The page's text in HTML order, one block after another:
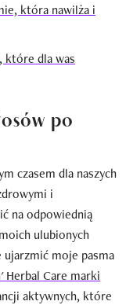
która nawilża i
które dla was
po
czasem dla naszych
i
na odpowiednią
ulubionych
moje pasma
Herbal Care marki
aktywnych, które